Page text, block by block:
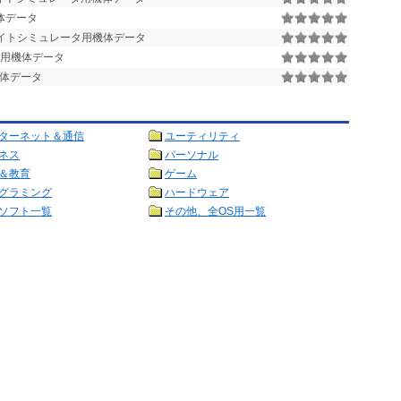
データ
トシミュレータ用機体データ
機体データ
データ
ーネット＆通信
ユーティリティ
ス
パーソナル
教育
ゲーム
ラミング
ハードウェア
フト一覧 その他、全OS用一覧